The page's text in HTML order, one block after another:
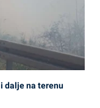
dalje na terenu